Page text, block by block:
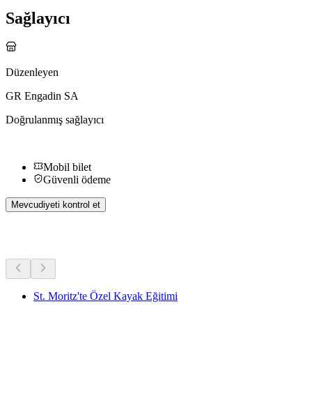
Sağlayıcı
Düzenleyen
GR Engadin SA
Doğrulanmış sağlayıcı
Mobil bilet
Güvenli ödeme
Mevcudiyeti kontrol et
St. Moritz'te Özel Kayak Eğitimi